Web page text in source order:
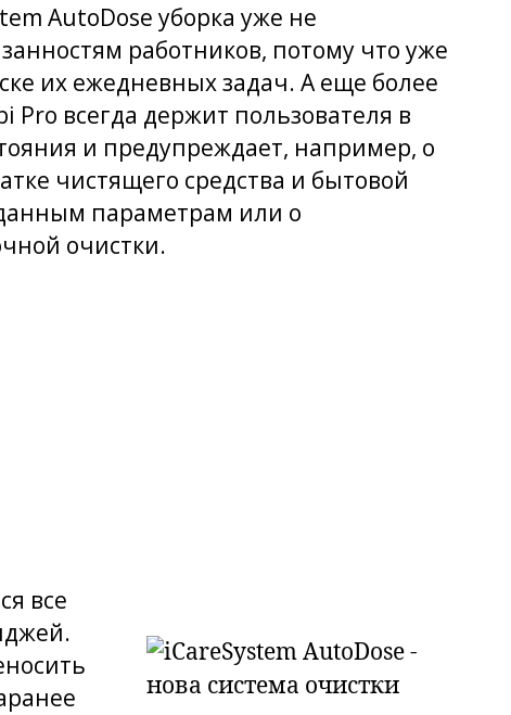
AutoDose уборка уже не
работников, потому что уже
их ежедневных задач. А еще более
Pro всегда держит пользователя в
и предупреждает, например, о
чистящего средства и бытовой
параметрам или о
очистки.
все